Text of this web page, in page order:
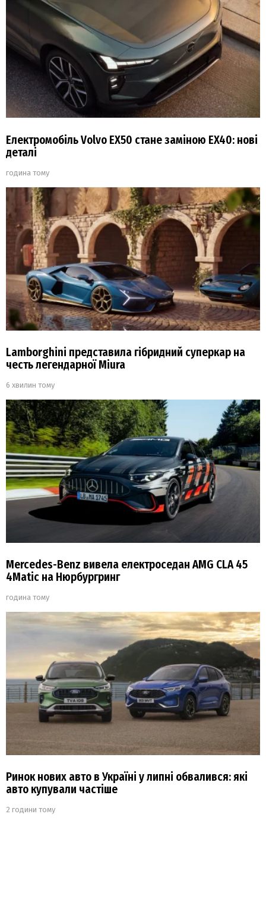
Електромобіль Volvo EX50 стане заміною EX40: нові
деталі
година тому
Lamborghini представила гібридний суперкар на
честь легендарної Miura
6 хвилин тому
Mercedes-Benz вивела електроседан AMG CLA 45
4Matic на Нюрбургринг
година тому
Ринок нових авто в Україні у липні обвалився: які
авто купували частіше
2 години тому